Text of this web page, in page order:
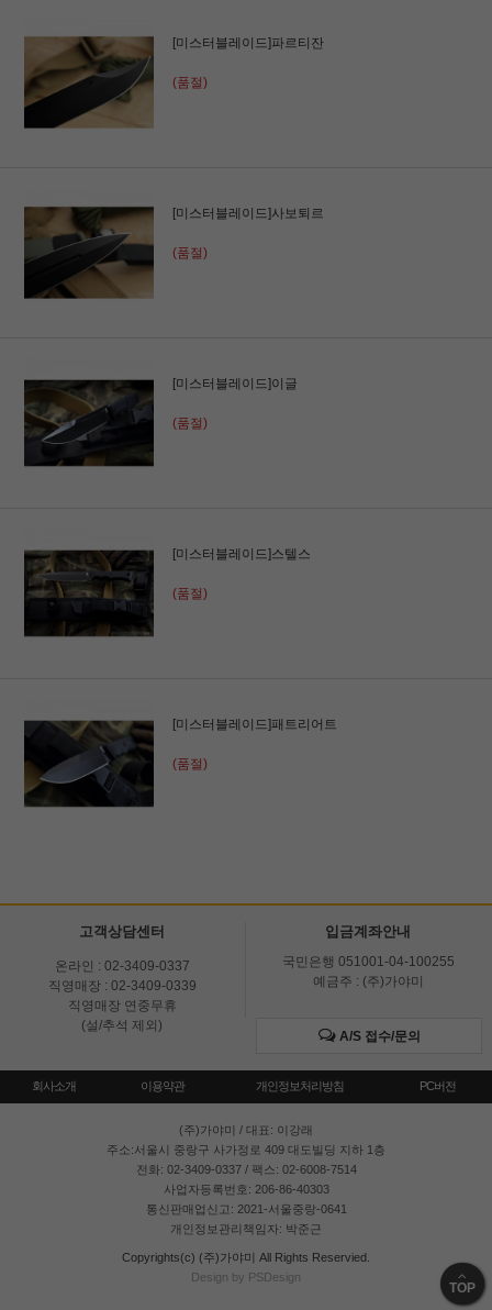
[미스터블레이드]파르티잔
(품절)
[미스터블레이드]사보퇴르
(품절)
[미스터블레이드]이글
(품절)
[미스터블레이드]스텔스
(품절)
[미스터블레이드]패트리어트
(품절)
고객상담센터
온라인 : 02-3409-0337
직영매장 : 02-3409-0339
직영매장 연중무휴
(설/추석 제외)
입금계좌안내
국민은행 051001-04-100255
예금주 : (주)가야미
A/S 접수/문의
회사소개 이용약관 개인정보처리방침 PC버전
(주)가야미 / 대표: 이강래
주소:서울시 중랑구 사가정로 409 대도빌딩 지하 1층
전화: 02-3409-0337 / 팩스: 02-6008-7514
사업자등록번호: 206-86-40303
통신판매업신고: 2021-서울중랑-0641
개인정보관리책임자: 박준근
Copyrights(c) (주)가야미 All Rights Reservied.
Design by PSDesign
TOP